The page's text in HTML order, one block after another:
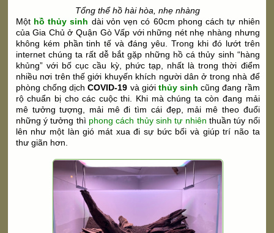
Tổng thể hồ hài hòa, nhẹ nhàng
Một hồ thủy sinh dài vỏn vẹn có 60cm phong cách tự nhiên
của Gia Chủ ở Quận Gò Vấp với những nét nhẹ nhàng nhưng
không kém phần tinh tế và đáng yêu. Trong khi đó lướt trên
internet chúng ta rất dễ bắt gặp những hồ cá thủy sinh “hàng
khủng” với bố cục cầu kỳ, phức tạp, nhất là trong thời điểm
nhiều nơi trên thế giới khuyến khích người dân ở trong nhà để
phòng chống dịchCOVID-19 và giới thủy sinh cũng đang rầm
rộ chuẩn bị cho các cuộc thi. Khi mà chúng ta còn đang mải
mê tưởng tượng, mải mê đi tìm cái đẹp, mải mê theo đuổi
những ý tưởng thì phong cách thủy sinh tự nhiên thuần túy nổi
lên như một làn gió mát xua đi sự bức bối và giúp trí não ta
thư giãn hơn.